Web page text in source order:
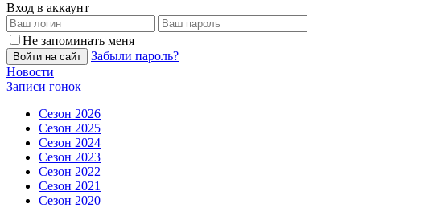
Вход в аккаунт
Не запоминать меня
Войти на сайт
Забыли пароль?
Новости
Записи гонок
Сезон 2026
Сезон 2025
Сезон 2024
Сезон 2023
Сезон 2022
Сезон 2021
Сезон 2020